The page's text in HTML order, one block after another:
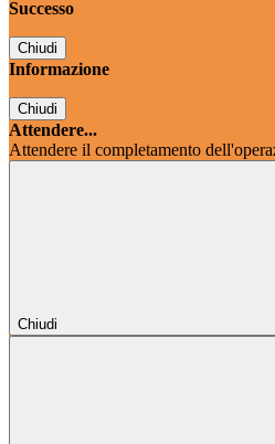
Successo
Chiudi
Informazione
Chiudi
Attendere...
Attendere il completamento
Chiudi